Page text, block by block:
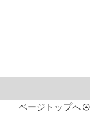
ページトップへ